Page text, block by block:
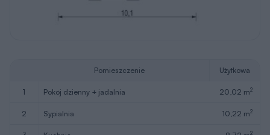
Pomieszczenie Użytkowa
1 pokój dzienny + jadalnia 20,02 m2
2 sypialnia 10,22 m2
2